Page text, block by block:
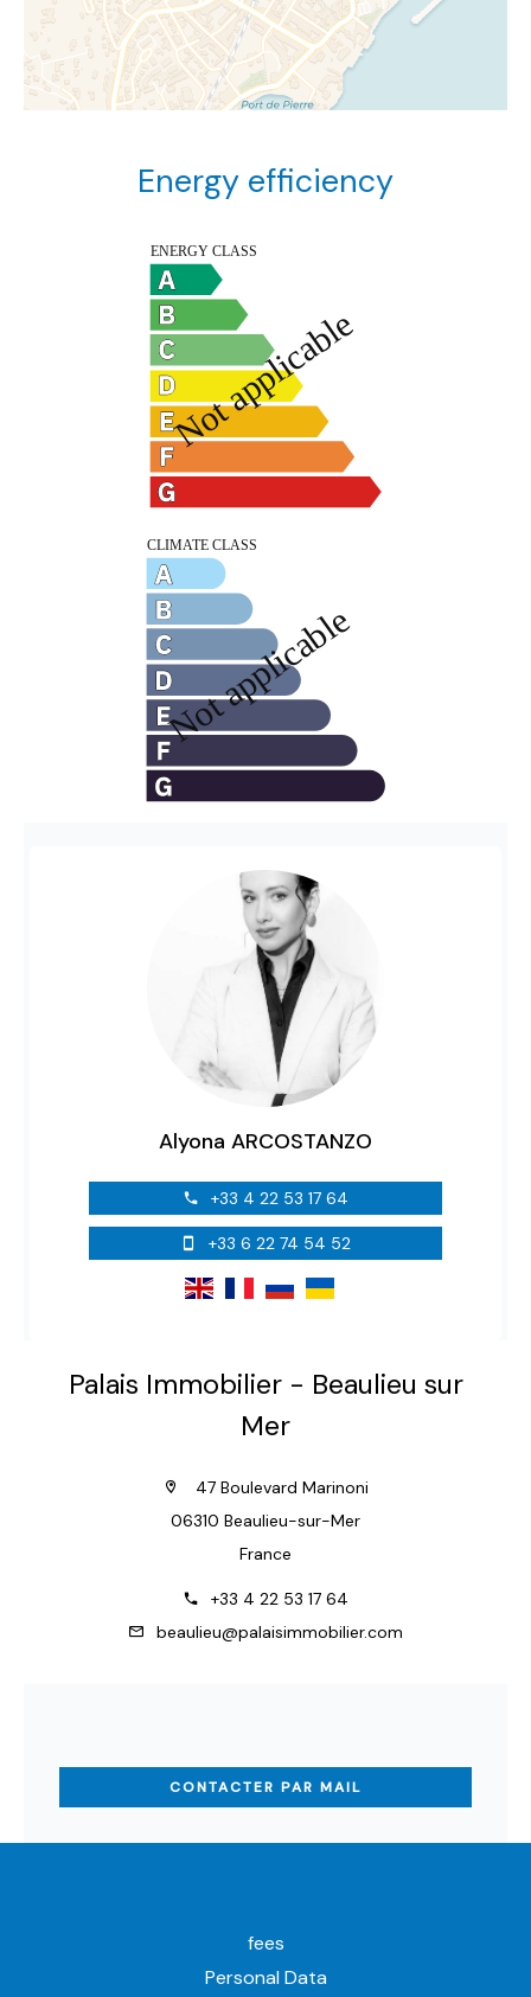
Energy efficiency
Alyona ARCOSTANZO
+33 4 22 53 17 64
+33 6 22 74 54 52
Palais Immobilier - Beaulieu sur
Mer
47 Boulevard Marinoni
06310 Beaulieu-sur-Mer
France
+33 4 22 53 17 64
beaulieu@palaisimmobilier.com
CONTACTER PAR MAIL
fees
Personal Data